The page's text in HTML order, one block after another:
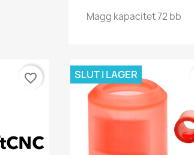
Magg kapacitet 72 bb
favorite_border SLUT I LAGER